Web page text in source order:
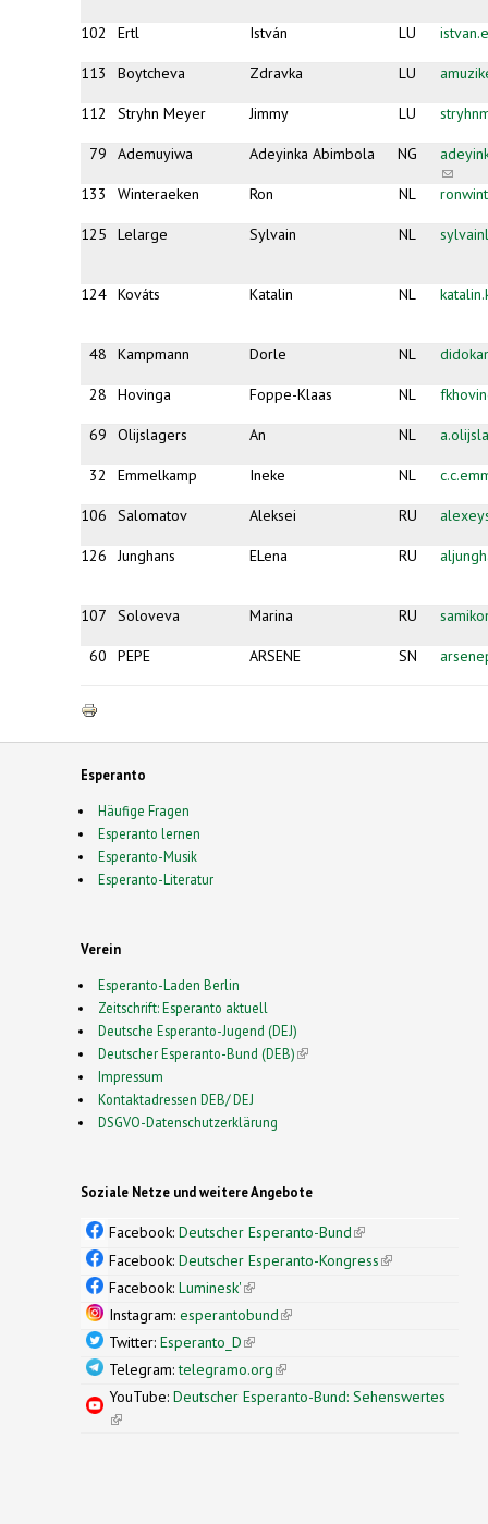
102 Ertl István LU
113 Boytcheva Zdravka LU
112 Stryhn Meyer Jimmy LU
79 Ademuyiwa Adeyinka Abimbola NG
(link
sends
mail)
133 Winteraeken Ron NL
125 Lelarge Sylvain NL
124 Kováts Katalin NL
48 Kampmann Dorle NL
28 Hovinga Foppe-Klaas NL
69 Olijslagers An NL
32 Emmelkamp Ineke NL
106 Salomatov Aleksei RU
126 Junghans ELena RU
107 Soloveva Marina RU
60 PEPE ARSENE SN
Esperanto
Häufige Fragen
Esperanto lernen
Esperanto-Musik
Esperanto-Literatur
Verein
Esperanto-Laden Berlin
Zeitschrift: Esperanto aktuell
Deutsche Esperanto-Jugend (DEJ)
Deutscher Esperanto-Bund (DEB)(link is external)
Impressum
Kontaktadressen DEB/ DEJ
DSGVO-Datenschutzerklärung
Soziale Netze und weitere Angebote
Facebook: Deutscher Esperanto-Bund(link is
external)
Facebook: Deutscher Esperanto-Kongress(link is
Facebook: Luminesk'(link is external)
Instagram: esperantobund(link is external)
Twitter: Esperanto_D(link is external)
Telegram:telegramo.org(link is external)
YouTube: Deutscher Esperanto-Bund: Sehenswertes
(link is external)